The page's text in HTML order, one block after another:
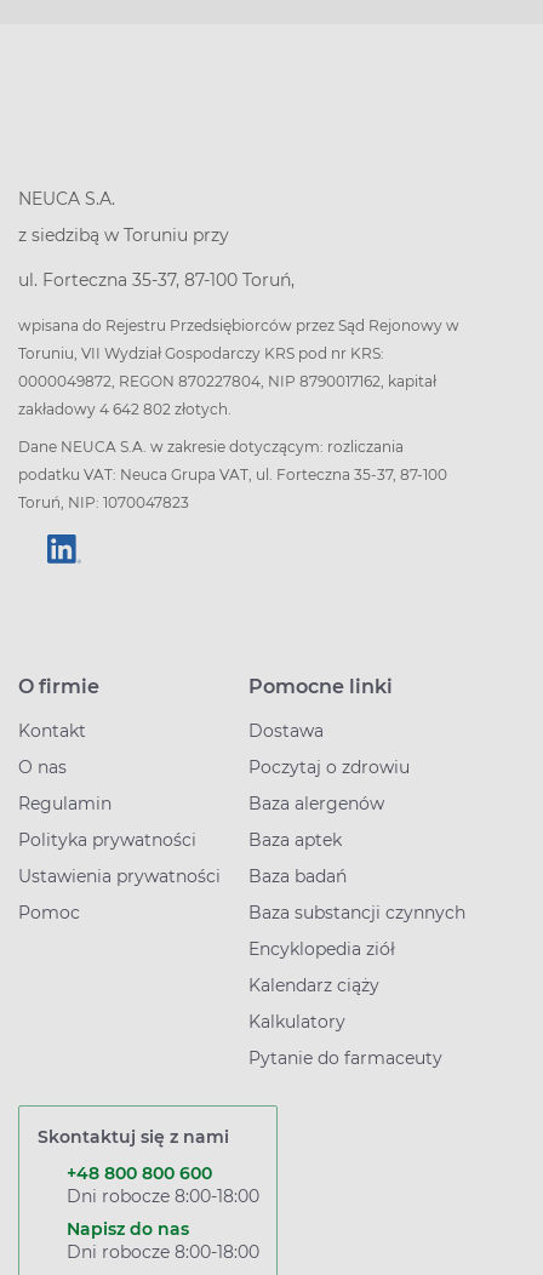
NEUCA S.A.
z siedzibą w Toruniu przy
ul. Forteczna 35-37, 87-100 Toruń,
wpisana do Rejestru Przedsiębiorców przez Sąd Rejonowy w
Toruniu, VII Wydział Gospodarczy KRS pod nr KRS:
0000049872, REGON 870227804, NIP 8790017162, kapitał
zakładowy 4 642 802 złotych.
Dane NEUCA S.A. w zakresie dotyczącym: rozliczania
podatku VAT: Neuca Grupa VAT, ul. Forteczna 35-37, 87-100
Toruń, NIP: 1070047823
O firmie
Kontakt
O nas
Regulamin
Polityka prywatności
Ustawienia prywatności
Pomoc
Pomocne linki
Dostawa
Poczytaj o zdrowiu
Baza alergenów
Baza aptek
Baza badań
Baza substancji czynnych
Encyklopedia ziół
Kalendarz ciąży
Kalkulatory
Pytanie do farmaceuty
Skontaktuj się z nami
+48 800 800 600
Dni robocze 8:00-18:00
Napisz do nas
Dni robocze 8:00-18:00